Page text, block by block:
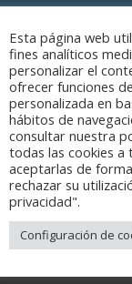
Quienes somos
Coste de los
© Copyright - Parc
Esta página web
fines analíticos
personalizar el
ofrecer funciones
personalizada en
hábitos de
consultar nuestra
todas las cookies
aceptarlas de
rechazar su
privacidad".
Configuración de